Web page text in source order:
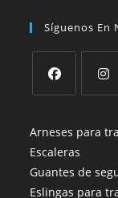
Síguenos En
abre
en
una
nueva
abre
una
nueva
Arneses para
Escaleras
Guantes de
Eslingas para